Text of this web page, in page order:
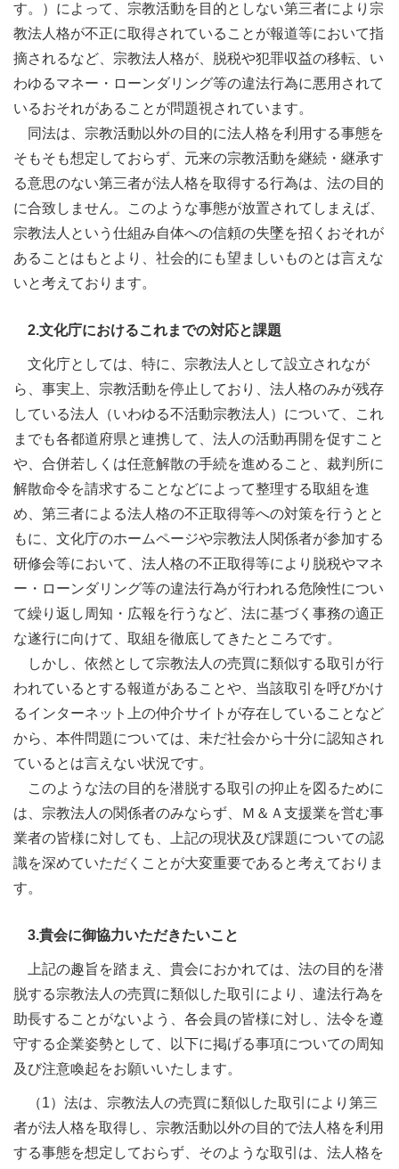
す。）によって、宗教活動を目的としない第三者により宗
教法人格が不正に取得されていることが報道等において指
摘されるなど、宗教法人格が、脱税や犯罪収益の移転、い
わゆるマネー・ローンダリング等の違法行為に悪用されて
いるおそれがあることが問題視されています。
同法は、宗教活動以外の目的に法人格を利用する事態を
そもそも想定しておらず、元来の宗教活動を継続・継承す
る意思のない第三者が法人格を取得する行為は、法の目的
に合致しません。このような事態が放置されてしまえば、
宗教法人という仕組み自体への信頼の失墜を招くおそれが
あることはもとより、社会的にも望ましいものとは言えな
いと考えております。
2.文化庁におけるこれまでの対応と課題
文化庁としては、特に、宗教法人として設立されなが
ら、事実上、宗教活動を停止しており、法人格のみが残存
している法人（いわゆる不活動宗教法人）について、これ
までも各都道府県と連携して、法人の活動再開を促すこと
や、合併若しくは任意解散の手続を進めること、裁判所に
解散命令を請求することなどによって整理する取組を進
め、第三者による法人格の不正取得等への対策を行うとと
もに、文化庁のホームページや宗教法人関係者が参加する
研修会等において、法人格の不正取得等により脱税やマネ
ー・ローンダリング等の違法行為が行われる危険性につい
て繰り返し周知・広報を行うなど、法に基づく事務の適正
な遂行に向けて、取組を徹底してきたところです。
しかし、依然として宗教法人の売買に類似する取引が行
われているとする報道があることや、当該取引を呼びかけ
るインターネット上の仲介サイトが存在していることなど
から、本件問題については、未だ社会から十分に認知され
ているとは言えない状況です。
このような法の目的を潜脱する取引の抑止を図るために
は、宗教法人の関係者のみならず、Ｍ＆Ａ支援業を営む事
業者の皆様に対しても、上記の現状及び課題についての認
識を深めていただくことが大変重要であると考えておりま
す。
3.貴会に御協力いただきたいこと
上記の趣旨を踏まえ、貴会におかれては、法の目的を潜
脱する宗教法人の売買に類似した取引により、違法行為を
助長することがないよう、各会員の皆様に対し、法令を遵
守する企業姿勢として、以下に掲げる事項についての周知
及び注意喚起をお願いいたします。
（1）法は、宗教法人の売買に類似した取引により第三
者が法人格を取得し、宗教活動以外の目的で法人格を利用
する事態を想定しておらず、そのような取引は、法人格を